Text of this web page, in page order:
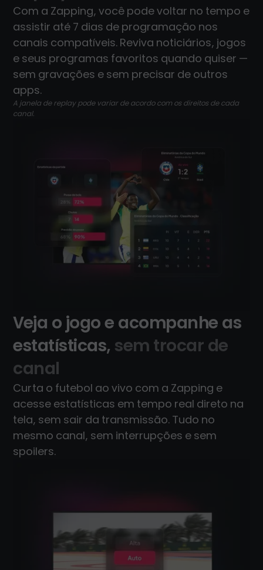
Com a Zapping, você pode voltar no tempo e
assistir até 7 dias de programação nos
canais compatíveis. Reviva noticiários, jogos
e seus programas favoritos quando quiser —
sem gravações e sem precisar de outros
apps.
A janela de replay pode variar de acordo com os direitos de cada
canal.
Veja o jogo e acompanhe as
estatísticas, sem trocar de
canal
Curta o futebol ao vivo com a Zapping e
acesse estatísticas em tempo real direto na
tela, sem sair da transmissão. Tudo no
mesmo canal, sem interrupções e sem
spoilers.